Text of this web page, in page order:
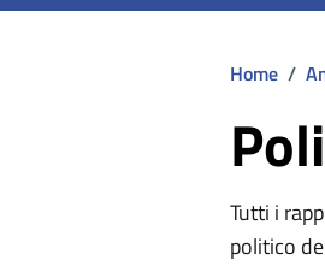
Home /
Tutti i
politico